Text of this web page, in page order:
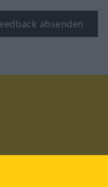
absenden